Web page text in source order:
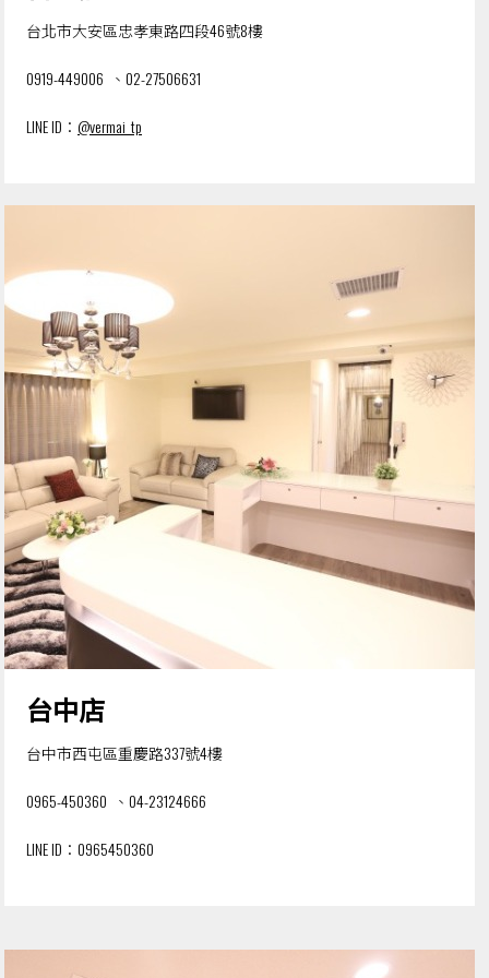
台北市大安區忠孝東路四段46號8樓
0919-449006 、 02-27506631
LINE ID： @vermai_tp
台中店
台中市西屯區重慶路337號4樓
0965-450360 、 04-23124666
LINE ID： 0965450360